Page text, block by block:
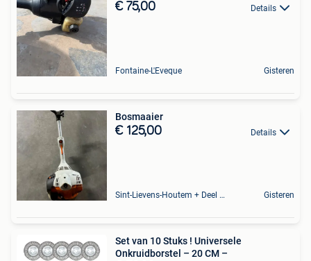
€ 75,00 Details
Fontaine-L'Eveque Gisteren
Bosmaaier
€ 125,00 Details
Sint-Lievens-Houtem + Deel Oombergen Gisteren
Set van 10 Stuks ! Universele
Onkruidborstel – 20 CM –